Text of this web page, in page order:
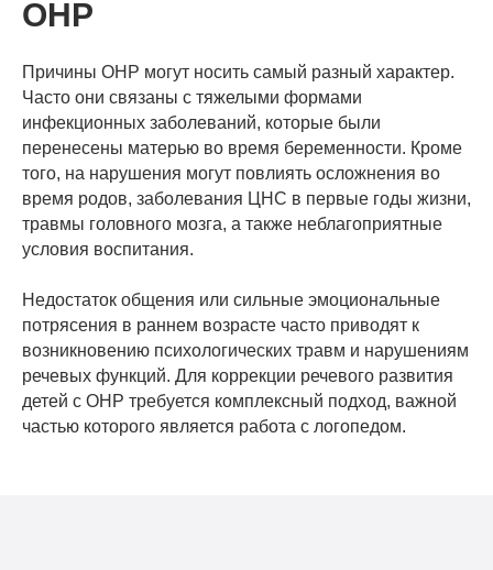
ОНР
Причины ОНР могут носить самый разный характер.
Часто они связаны с тяжелыми формами
инфекционных заболеваний, которые были
перенесены матерью во время беременности. Кроме
того, на нарушения могут повлиять осложнения во
время родов, заболевания ЦНС в первые годы жизни,
травмы головного мозга, а также неблагоприятные
условия воспитания.
Недостаток общения или сильные эмоциональные
потрясения в раннем возрасте часто приводят к
возникновению психологических травм и нарушениям
речевых функций. Для коррекции речевого развития
детей с ОНР требуется комплексный подход, важной
частью которого является работа с логопедом.